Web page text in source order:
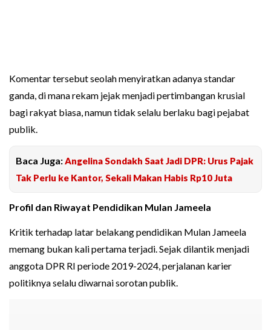
Komentar tersebut seolah menyiratkan adanya standar
ganda, di mana rekam jejak menjadi pertimbangan krusial
bagi rakyat biasa, namun tidak selalu berlaku bagi pejabat
publik.
Baca Juga:Angelina Sondakh Saat Jadi DPR: Urus Pajak
Tak Perlu ke Kantor, Sekali Makan Habis Rp10 Juta
Profil dan Riwayat Pendidikan Mulan Jameela
Kritik terhadap latar belakang pendidikan Mulan Jameela
memang bukan kali pertama terjadi. Sejak dilantik menjadi
anggota DPR RI periode 2019-2024, perjalanan karier
politiknya selalu diwarnai sorotan publik.